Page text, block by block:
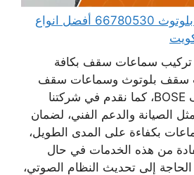
فني سماعات سقف بلوتوث 66780530 أفضل انواع
تركيب سماعات سقف بكافة
سقف بلوتوث وسماعات سقف
JPL وسماعات سقف BOSE، كما نقدم في شركتنا
الصيانة والدعم الفني، لضمان
بكفاءة على المدى الطويل،
من هذه الخدمات في حال
إلى تحديث النظام الصوتي،